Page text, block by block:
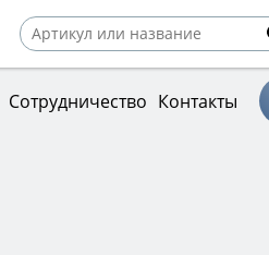
Сотрудничество Контакты